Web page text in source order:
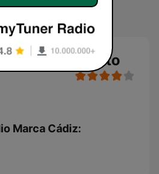
Cádiz en directo
Marca Cádiz: